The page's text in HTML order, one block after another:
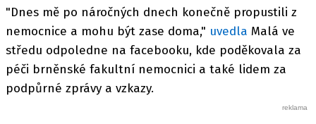
"Dnes mě po náročných dnech konečně propustili z
nemocnice a mohu být zase doma," uvedla Malá ve
středu odpoledne na facebooku, kde poděkovala za
péči brněnské fakultní nemocnici a také lidem za
podpůrné zprávy a vzkazy.